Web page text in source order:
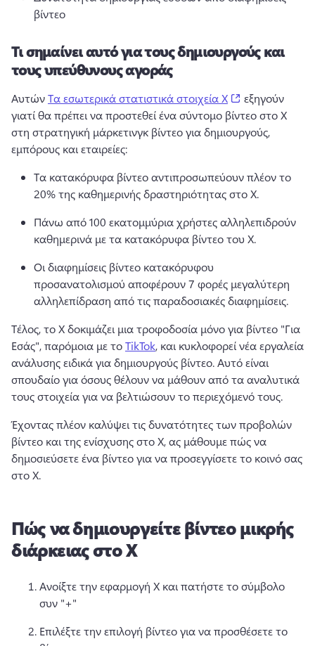
βίντεο
Τι σημαίνει αυτό για τους δημιουργούς και
τους υπεύθυνους αγοράς
Αυτών Τα εσωτερικά στατιστικά στοιχεία X (opens in a
εξηγούν
γιατί θα πρέπει να προστεθεί ένα σύντομο βίντεο στο X
στη στρατηγική μάρκετινγκ βίντεο για δημιουργούς,
εμπόρους και εταιρείες:
Τα κατακόρυφα βίντεο αντιπροσωπεύουν πλέον το
20% της καθημερινής δραστηριότητας στο X.
Πάνω από 100 εκατομμύρια χρήστες αλληλεπιδρούν
καθημερινά με τα κατακόρυφα βίντεο του X.
Οι διαφημίσεις βίντεο κατακόρυφου
προσανατολισμού αποφέρουν 7 φορές μεγαλύτερη
αλληλεπίδραση από τις παραδοσιακές διαφημίσεις.
Τέλος, το X δοκιμάζει μια τροφοδοσία μόνο για βίντεο "Για
Εσάς", παρόμοια με το TikTok, και κυκλοφορεί νέα εργαλεία
ανάλυσης ειδικά για δημιουργούς βίντεο. Αυτό είναι
σπουδαίο για όσους θέλουν να μάθουν από τα αναλυτικά
τους στοιχεία για να βελτιώσουν το περιεχόμενό τους.
Έχοντας πλέον καλύψει τις δυνατότητες των προβολών
βίντεο και της ενίσχυσης στο X, ας μάθουμε πώς να
δημοσιεύσετε ένα βίντεο για να προσεγγίσετε το κοινό σας
στο X.
Πώς να δημιουργείτε βίντεο μικρής
διάρκειας στο X
Ανοίξτε την εφαρμογή X και πατήστε το σύμβολο
συν "+"
Επιλέξτε την επιλογή βίντεο για να προσθέσετε το